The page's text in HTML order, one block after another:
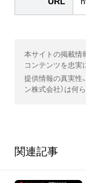
本サイトの掲載情
コンテンツを忠実
提供情報の真実性
ン株式会社）は何
関連記事